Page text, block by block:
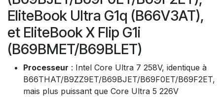
EliteBook Ultra G1q (B66V3AT),
et EliteBook X Flip G1i
(B69BMET/B69BLET)
Processeur : Intel Core Ultra 7 258V, identique à
B66THAT/B9ZZ9ET/B69BJET/B69F0ET/B69F2ET,
mais plus puissant que Core Ultra 5 226V